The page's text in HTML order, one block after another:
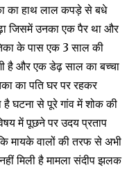
का हाथ लाल कपड़े से बधे
जिसमें उनका एक पैर था और
के पास एक 3 साल की
है और एक डेढ़ साल का बच्चा
का पति घर पर रहकर
है घटना से पूरे गांव में शोक की
में पूछने पर उदय प्रताप
मायके वालों की तरफ से अभी
मिली है मामला संदीप झलक